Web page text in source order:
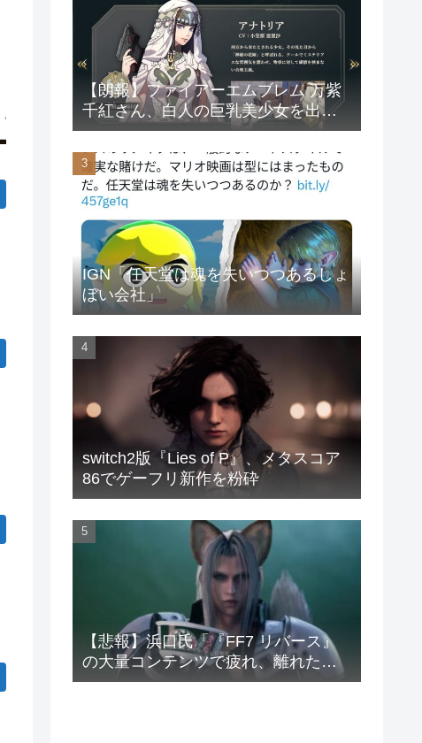
【朗報】ファイアーエムブレム 万紫
千紅さん、白人の巨乳美少女を出し
てしまうwww
IGN「任天堂は魂を失いつつあるしょ
ぼい会社」
switch2版『Lies of P』、メタスコア
86でゲーフリ新作を粉砕
【悲報】浜口氏「『FF7 リバース』
の大量コンテンツで疲れ、離れたプ
レイヤーいた」